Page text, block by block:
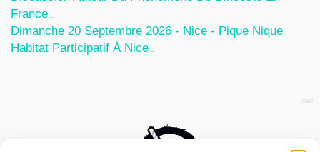
France
Dimanche 20 Septembre 2026 - Nice - Pique Nique
Habitat Participatif À Nice